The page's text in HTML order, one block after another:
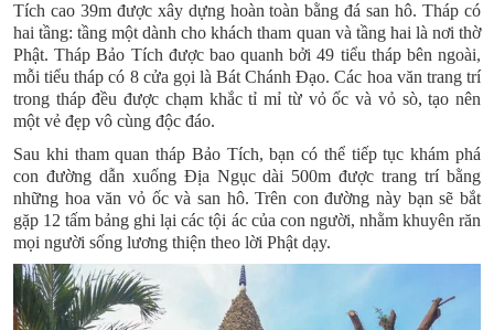
Tích cao 39m được xây dựng hoàn toàn bằng đá san hô. Tháp có
hai tầng: tầng một dành cho khách tham quan và tầng hai là nơi thờ
Phật. Tháp Bảo Tích được bao quanh bởi 49 tiểu tháp bên ngoài,
mỗi tiểu tháp có 8 cửa gọi là Bát Chánh Đạo. Các hoa văn trang trí
trong tháp đều được chạm khắc tỉ mỉ từ vỏ ốc và vỏ sò, tạo nên
một vẻ đẹp vô cùng độc đáo.
Sau khi tham quan tháp Bảo Tích, bạn có thể tiếp tục khám phá
con đường dẫn xuống Địa Ngục dài 500m được trang trí bằng
những hoa văn vỏ ốc và san hô. Trên con đường này bạn sẽ bắt
gặp 12 tấm bảng ghi lại các tội ác của con người, nhằm khuyên răn
mọi người sống lương thiện theo lời Phật dạy.